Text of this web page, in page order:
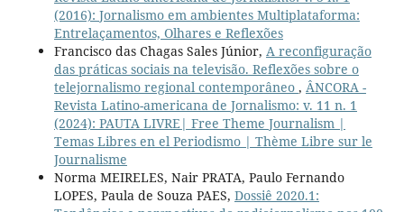
(2016): Jornalismo em ambientes Multiplataforma:
Entrelaçamentos, Olhares e Reflexões
Francisco das Chagas Sales Júnior, A reconfiguração
das práticas sociais na televisão. Reflexões sobre o
telejornalismo regional contemporâneo , ÂNCORA -
Revista Latino-americana de Jornalismo: v. 11 n. 1
(2024): PAUTA LIVRE| Free Theme Journalism |
Temas Libres en el Periodismo | Thème Libre sur le
Journalisme
Norma MEIRELES, Nair PRATA, Paulo Fernando
LOPES, Paula de Souza PAES, Dossiê 2020.1: